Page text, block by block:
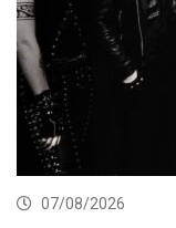
07/08/2026